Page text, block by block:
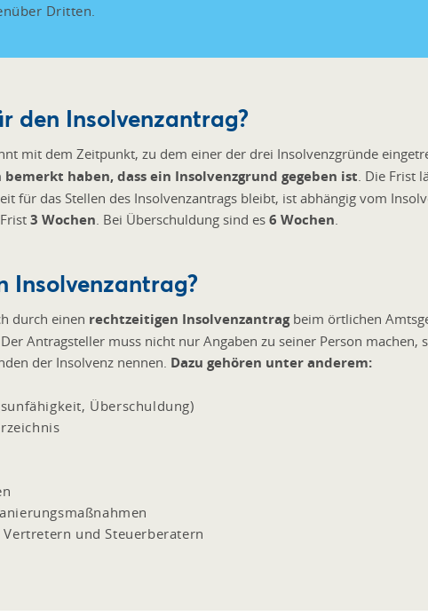
Dritten.
den Insolvenzantrag?
mit dem Zeitpunkt, zu dem einer der drei Insolvenzgründe
haben, dass ein Insolvenzgrund gegeben ist . Die
für das Stellen des Insolvenzantrags bleibt, ist abhängig vom
3 Wochen . Bei Überschuldung sind es 6 Wochen
Insolvenzantrag?
durch einen rechtzeitigen Insolvenzantragbeim örtlichen
Antragsteller muss nicht nur Angaben zu seiner Person
der Insolvenz nennen. Dazu gehören unter anderem:
Überschuldung)
und Steuerberatern